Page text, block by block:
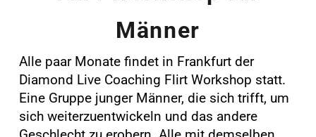
Männer
Alle paar Monate findet in Frankfurt der
Diamond Live Coaching Flirt Workshop statt.
Eine Gruppe junger Männer, die sich trifft, um
sich weiterzuentwickeln und das andere